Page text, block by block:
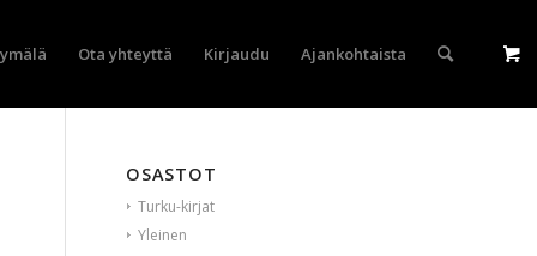
Ota yhteyttä Kirjaudu Ajankohtaista
OSASTOT
Turku-kirjat
Yleinen